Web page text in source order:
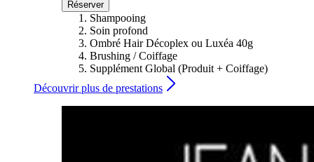
Réserver
Shampooing
Soin profond
Ombré Hair Décoplex ou Luxéa 40g
Brushing / Coiffage
Supplément Global (Produit + Coiffage)
Découvrir plus de prestations